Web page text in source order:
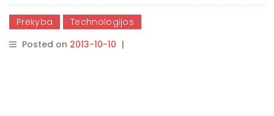
Prekyba
Technologijos
Posted on 2013-10-10 |